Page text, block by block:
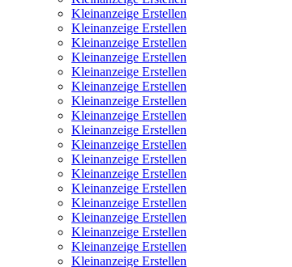
Kleinanzeige Erstellen
Kleinanzeige Erstellen
Kleinanzeige Erstellen
Kleinanzeige Erstellen
Kleinanzeige Erstellen
Kleinanzeige Erstellen
Kleinanzeige Erstellen
Kleinanzeige Erstellen
Kleinanzeige Erstellen
Kleinanzeige Erstellen
Kleinanzeige Erstellen
Kleinanzeige Erstellen
Kleinanzeige Erstellen
Kleinanzeige Erstellen
Kleinanzeige Erstellen
Kleinanzeige Erstellen
Kleinanzeige Erstellen
Kleinanzeige Erstellen